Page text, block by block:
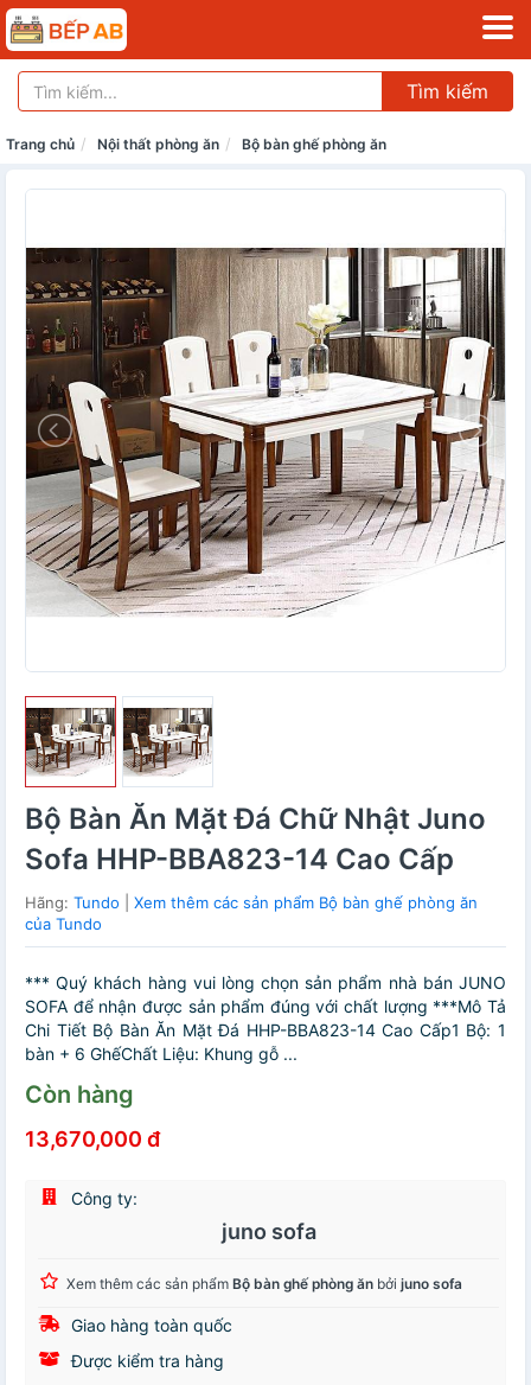
Tìm kiếm
Trang chủ Nội thất phòng ăn Bộ bàn ghế phòng ăn
Bộ Bàn Ăn Mặt Đá Chữ Nhật Juno
Sofa HHP-BBA823-14 Cao Cấp
Hãng: Tundo
Xem thêm các sản phẩm Bộ bàn ghế phòng ăn
của Tundo
*** Quý khách hàng vui lòng chọn sản phẩm nhà bán JUNO
SOFA để nhận được sản phẩm đúng với chất lượng ***Mô Tả
Chi Tiết Bộ Bàn Ăn Mặt Đá HHP-BBA823-14 Cao Cấp1 Bộ: 1
bàn + 6 GhếChất Liệu: Khung gỗ ...
Còn hàng
13,670,000 đ
Công ty:
juno sofa
Xem thêm các sản phẩm Bộ bàn ghế phòng ăn bởi juno sofa
Giao hàng toàn quốc
Được kiểm tra hàng